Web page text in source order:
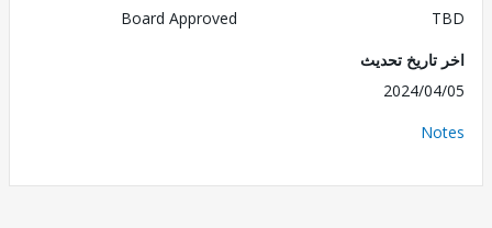
Board Approved
تحديث
2024/